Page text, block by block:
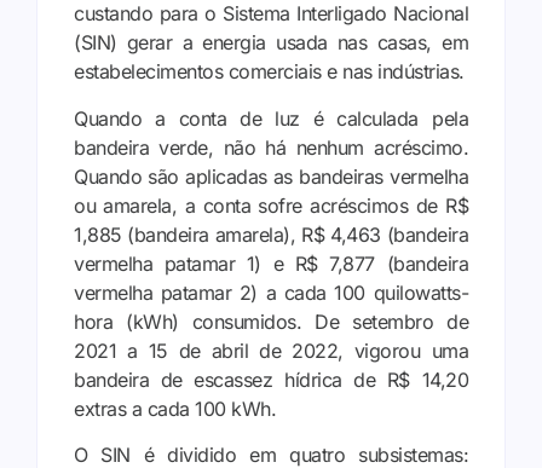
custando para o Sistema Interligado Nacional
(SIN) gerar a energia usada nas casas, em
estabelecimentos comerciais e nas indústrias.
Quando a conta de luz é calculada pela
bandeira verde, não há nenhum acréscimo.
Quando são aplicadas as bandeiras vermelha
ou amarela, a conta sofre acréscimos de R$
1,885 (bandeira amarela), R$ 4,463 (bandeira
vermelha patamar 1) e R$ 7,877 (bandeira
vermelha patamar 2) a cada 100 quilowatts-
hora (kWh) consumidos. De setembro de
2021 a 15 de abril de 2022, vigorou uma
bandeira de escassez hídrica de R$ 14,20
extras a cada 100 kWh.
O SIN é dividido em quatro subsistemas: